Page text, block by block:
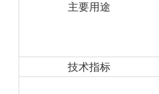
主要用途
技术指标